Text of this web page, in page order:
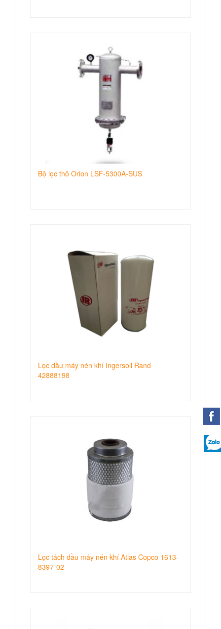
Bộ lọc thô Orion LSF-5300A-SUS
Lọc dầu máy nén khí Ingersoll Rand
42888198
Lọc tách dầu máy nén khí Atlas Copco 1613-
8397-02